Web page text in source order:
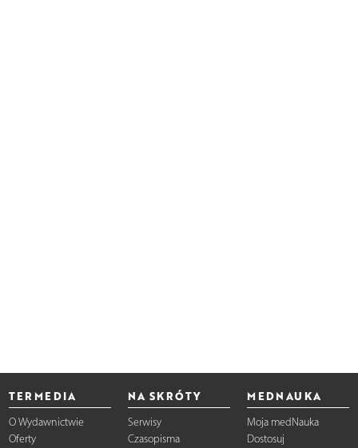
TERMEDIA
O Wydawnictwie
Oferty
NA SKRÓTY
Serwisy
Czasopisma
MEDNAUKA
Moja medNauka
Dostosuj